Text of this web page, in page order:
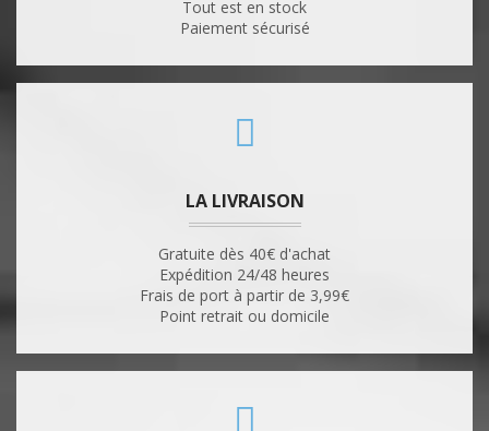
Tout est en stock
Paiement sécurisé
LA LIVRAISON
Gratuite dès 40€ d'achat
Expédition 24/48 heures
Frais de port à partir de 3,99€
Point retrait ou domicile